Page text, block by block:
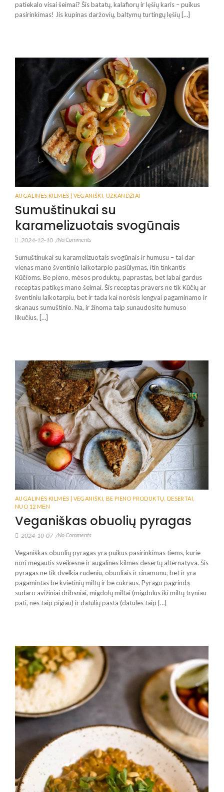
patiekalo visai šeimai? Šis batatų, kalafiorų ir lęšių karis – puikus
pasirinkimas! Jis kupinas daržovių, baltymų turtingų lęšių […]
AUGALINĖS KILMĖS | VEGANIŠKI UŽKANDŽIAI
Sumuštinukai su
karamelizuotais svogūnais
2024-12-10 /No Comments
Sumuštinukai su karamelizuotais svogūnais ir humusu – tai dar
vienas mano šventinio laikotarpio pasiūlymas, itin tinkantis
Kūčioms. Be pieno, mėsos produktų, paprastas, bet labai gardus
receptas patikęs mano šeimai. Šis receptas pravers ne tik Kūčių ar
šventiniu laikotarpiu, bet ir tada kai norėsis lengvai pagaminamo ir
skanaus sumuštinio. Na, ir žinoma taip sunaudosite humuso
likučius, […]
AUGALINĖS KILMĖS | VEGANIŠKI BE PIENO PRODUKTŲ DESERTAI
NUO 12 MĖN
Veganiškas obuolių pyragas
2024-10-07 /No Comments
Veganiškas obuolių pyragas yra puikus pasirinkimas tiems, kurie
nori mėgautis sveikesne ir augalinės kilmės desertų alternatyva. Šis
pyragas ne tik dvelkia rudeniu, obuoliais ir cinamonu, bet ir yra
pagamintas be kvietinių miltų ir be cukraus. Pyrago pagrindą
sudaro avižiniai dribsniai, migdolų miltai (migdolus iki miltų tryniau
pati, nes taip pigiau) ir datulių pasta (datules taip […]